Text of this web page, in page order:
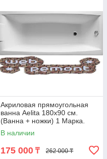
Акриловая прямоугольная
ванна Aelita 180х90 см.
(Ванна + ножки) 1 Марка.
Россия
В наличии
175 000 ₸ 262 000 ₸